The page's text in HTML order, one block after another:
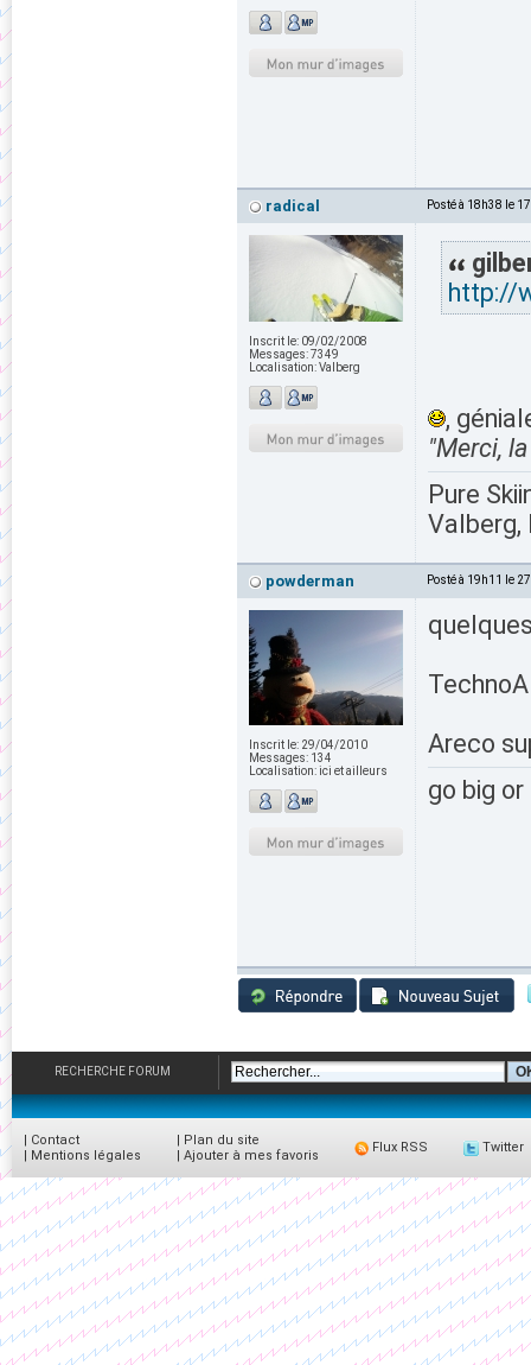
radical Posté à 18h38 le
Inscrit le: 09/02/2008
Messages:7349
Localisation:Valberg
http://
,
"Merci,
Pure
Valberg,
powderman Posté à 19h11 le
Inscrit le: 29/04/2010
Messages: 134
Localisation:ici et ailleurs
Areco
go big
RECHERCHE FORUM
| Contact
| Mentions légales
| Plan du site
| Ajouter à mes favoris
Flux RSS Twitter